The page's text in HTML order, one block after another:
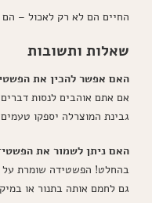
החיים הם לא רק לאכול – הם
שאלות ותשובות
האם אפשר להכין את
אם אתם אוהבים לנסות
גבינת המוצרלה יספקו טעמים
האם ניתן לשמור את
גם לחמם אותה בתנור או